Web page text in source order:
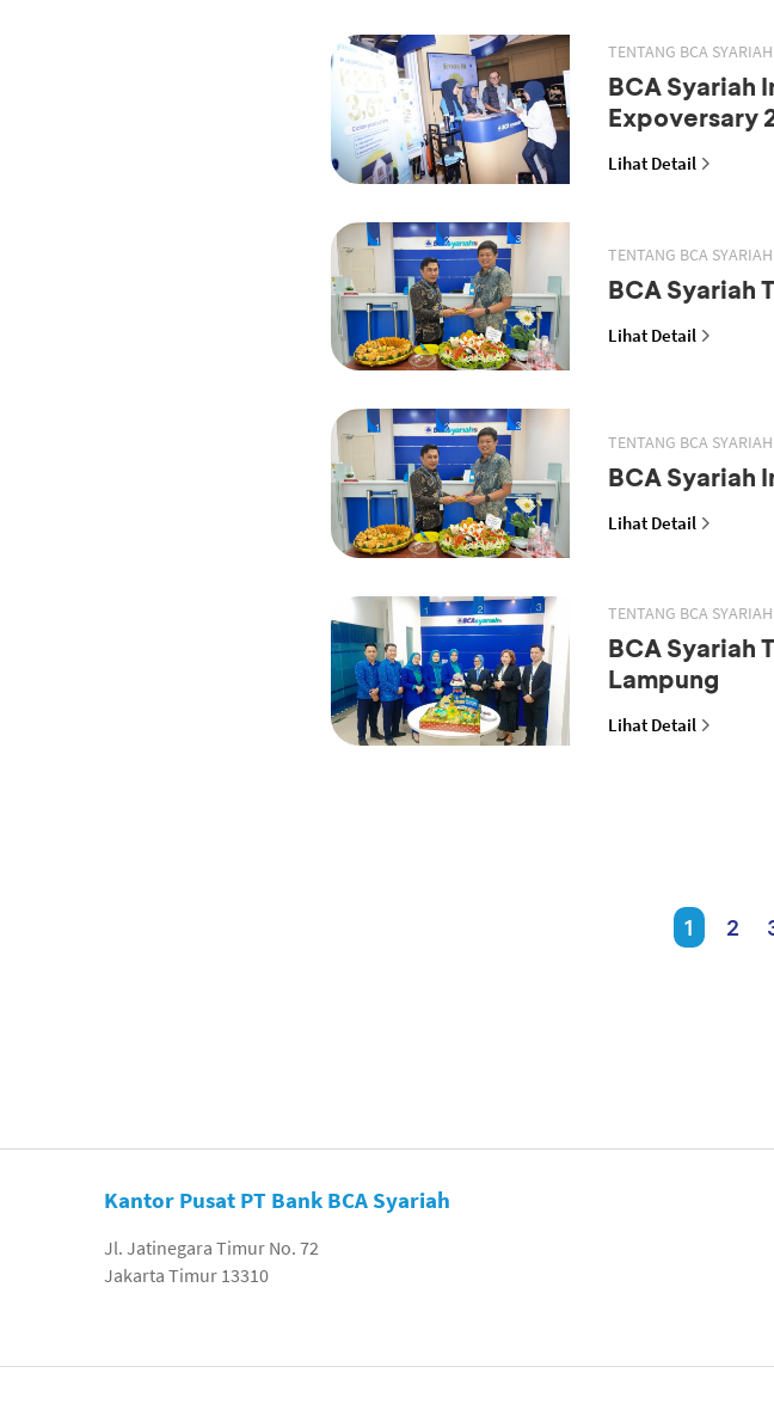
TENTANG BCA SYARIAH
BCA Syariah
Expoversary
Lihat Detail
TENTANG BCA SYARIAH
BCA Syariah
Lihat Detail
TENTANG BCA SYARIAH
BCA Syariah
Lihat Detail
TENTANG BCA SYARIAH
BCA Syariah
Lampung
Lihat Detail
1 2
Kantor Pusat PT Bank BCA Syariah
Jl. Jatinegara Timur No. 72
Jakarta Timur 13310